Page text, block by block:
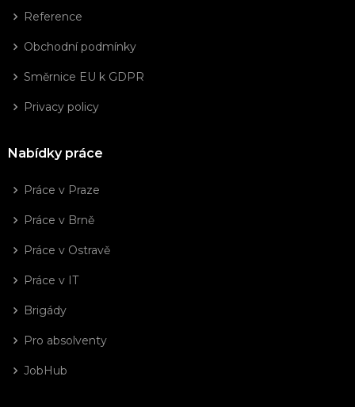
Reference
Obchodní podmínky
Směrnice EU k GDPR
Privacy policy
Nabídky práce
Práce v Praze
Práce v Brně
Práce v Ostravě
Práce v IT
Brigády
Pro absolventy
JobHub